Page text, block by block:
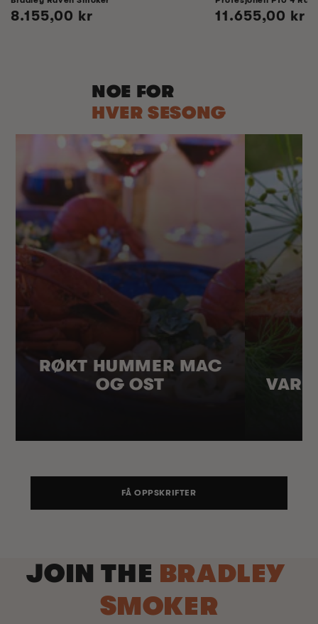
Vanlig
8.155,00 kr
Vanlig
11.655,00 kr
NOE FOR
HVER SESONG
RØKT HUMMER MAC
OG OST
FÅ OPPSKRIFTER
JOIN THE BRADLEY
SMOKER